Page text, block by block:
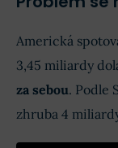
Americká
3,45 miliardy
za sebou. Podle
zhruba 4